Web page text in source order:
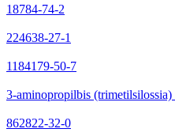
18784-74-2
224638-27-1
1184179-50-7
3-aminopropilbis
862822-32-0